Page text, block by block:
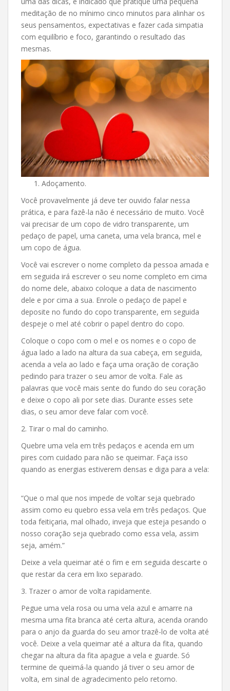
meditação de no mínimo cinco minutos para alinhar os
seus pensamentos, expectativas e fazer cada simpatia
com equilíbrio e foco, garantindo o resultado das
mesmas.
Adoçamento.
Você provavelmente já deve ter ouvido falar nessa
prática, e para fazê-la não é necessário de muito. Você
vai precisar de um copo de vidro transparente, um
pedaço de papel, uma caneta, uma vela branca, mel e
um copo de água.
Você vai escrever o nome completo da pessoa amada e
em seguida irá escrever o seu nome completo em cima
do nome dele, abaixo coloque a data de nascimento
dele e por cima a sua. Enrole o pedaço de papel e
deposite no fundo do copo transparente, em seguida
despeje o mel até cobrir o papel dentro do copo.
Coloque o copo com o mel e os nomes e o copo de
água lado a lado na altura da sua cabeça, em seguida,
acenda a vela ao lado e faça uma oração de coração
pedindo para trazer o seu amor de volta. Fale as
palavras que você mais sente do fundo do seu coração
e deixe o copo ali por sete dias. Durante esses sete
dias, o seu amor deve falar com você.
2. Tirar o mal do caminho.
Quebre uma vela em três pedaços e acenda em um
pires com cuidado para não se queimar. Faça isso
quando as energias estiverem densas e diga para a vela:
“Que o mal que nos impede de voltar seja quebrado
assim como eu quebro essa vela em três pedaços. Que
toda feitiçaria, mal olhado, inveja que esteja pesando o
nosso coração seja quebrado como essa vela, assim
seja, amém.”
Deixe a vela queimar até o fim e em seguida descarte o
que restar da cera em lixo separado.
3. Trazer o amor de volta rapidamente.
Pegue uma vela rosa ou uma vela azul e amarre na
mesma uma fita branca até certa altura, acenda orando
para o anjo da guarda do seu amor trazê-lo de volta até
você. Deixe a vela queimar até a altura da fita, quando
chegar na altura da fita apague a vela e guarde. Só
termine de queimá-la quando já tiver o seu amor de
volta, em sinal de agradecimento pelo retorno.